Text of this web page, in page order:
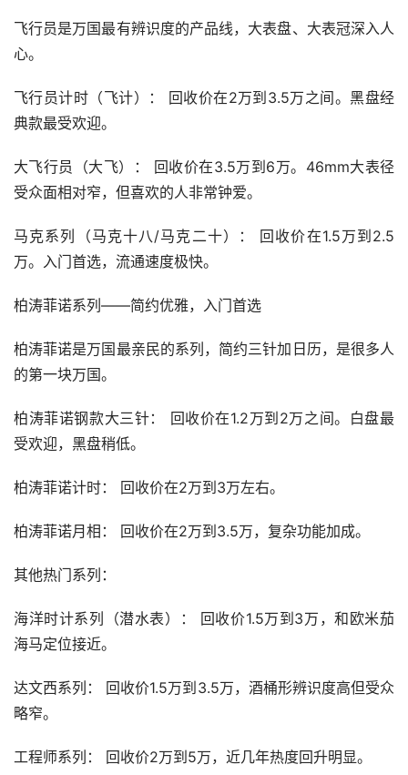
飞行员是万国最有辨识度的产品线，大表盘、大表冠深入人
心。
飞行员计时（飞计）： 回收价在2万到3.5万之间。黑盘经
典款最受欢迎。
大飞行员（大飞）： 回收价在3.5万到6万。46mm大表径
受众面相对窄，但喜欢的人非常钟爱。
马克系列（马克十八/马克二十）： 回收价在1.5万到2.5
万。入门首选，流通速度极快。
柏涛菲诺系列——简约优雅，入门首选
柏涛菲诺是万国最亲民的系列，简约三针加日历，是很多人
的第一块万国。
柏涛菲诺钢款大三针： 回收价在1.2万到2万之间。白盘最
受欢迎，黑盘稍低。
柏涛菲诺计时： 回收价在2万到3万左右。
柏涛菲诺月相： 回收价在2万到3.5万，复杂功能加成。
其他热门系列：
海洋时计系列（潜水表）： 回收价1.5万到3万，和欧米茄
海马定位接近。
达文西系列： 回收价1.5万到3.5万，酒桶形辨识度高但受众
略窄。
工程师系列： 回收价2万到5万，近几年热度回升明显。